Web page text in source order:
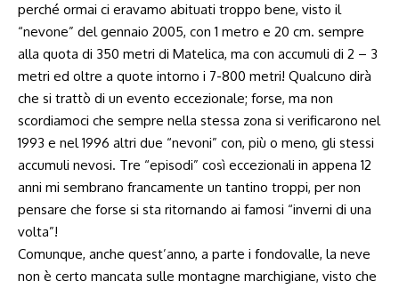
perché ormai ci eravamo abituati troppo bene, visto il
“nevone” del gennaio 2005, con 1 metro e 20 cm. sempre
alla quota di 350 metri di Matelica, ma con accumuli di 2 – 3
metri ed oltre a quote intorno i 7-800 metri! Qualcuno dirà
che si trattò di un evento eccezionale; forse, ma non
scordiamoci che sempre nella stessa zona si verificarono nel
1993 e nel 1996 altri due “nevoni” con, più o meno, gli stessi
accumuli nevosi. Tre “episodi” così eccezionali in appena 12
anni mi sembrano francamente un tantino troppi, per non
pensare che forse si sta ritornando ai famosi “inverni di una
volta”!
Comunque, anche quest’anno, a parte i fondovalle, la neve
non è certo mancata sulle montagne marchigiane, visto che